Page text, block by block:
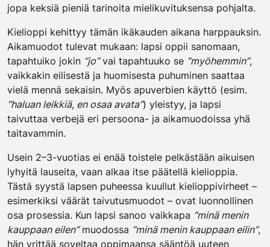
jopa keksiä pieniä tarinoita mielikuvituksensa pohjalta.
Kielioppi kehittyy tämän ikäkauden aikana harppauksin.
Aikamuodot tulevat mukaan: lapsi oppii sanomaan,
tapahtuiko jokin “jo”vai tapahtuuko se “myöhemmin”,
vaikkakin eilisestä ja huomisesta puhuminen saattaa
vielä mennä sekaisin. Myös apuverbien käyttö (esim.
“haluan leikkiä, en osaa avata”) yleistyy, ja lapsi
taivuttaa verbejä eri persoona- ja aikamuodoissa yhä
taitavammin.
Usein 2–3-vuotias ei enää toistele pelkästään aikuisen
lyhyitä lauseita, vaan alkaa itse päätellä kielioppia.
Tästä syystä lapsen puheessa kuullut kielioppivirheet –
esimerkiksi väärät taivutusmuodot – ovat luonnollinen
osa prosessia. Kun lapsi sanoo vaikkapa “minä menin
kauppaan eilen”muodossa “minä menin kauppaan eilin”,
hän yrittää soveltaa oppimaansa sääntöä uuteen